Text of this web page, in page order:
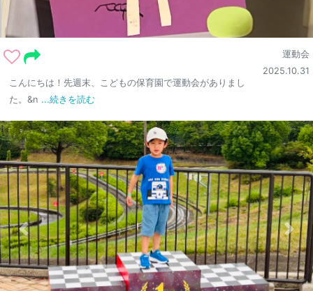
運動会
2025.10.31
こんにちは！先週末、こどもの保育園で運動会がありまし
た。&n ...続きを読む